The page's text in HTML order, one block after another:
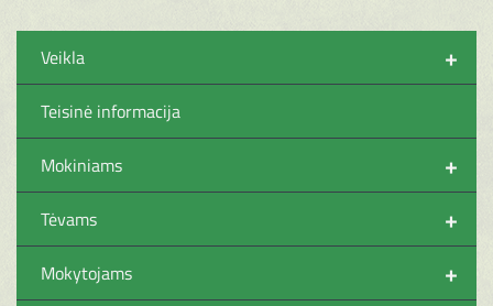
+
Veikla
Teisinė informacija
+
Mokiniams
+
Tėvams
+
Mokytojams